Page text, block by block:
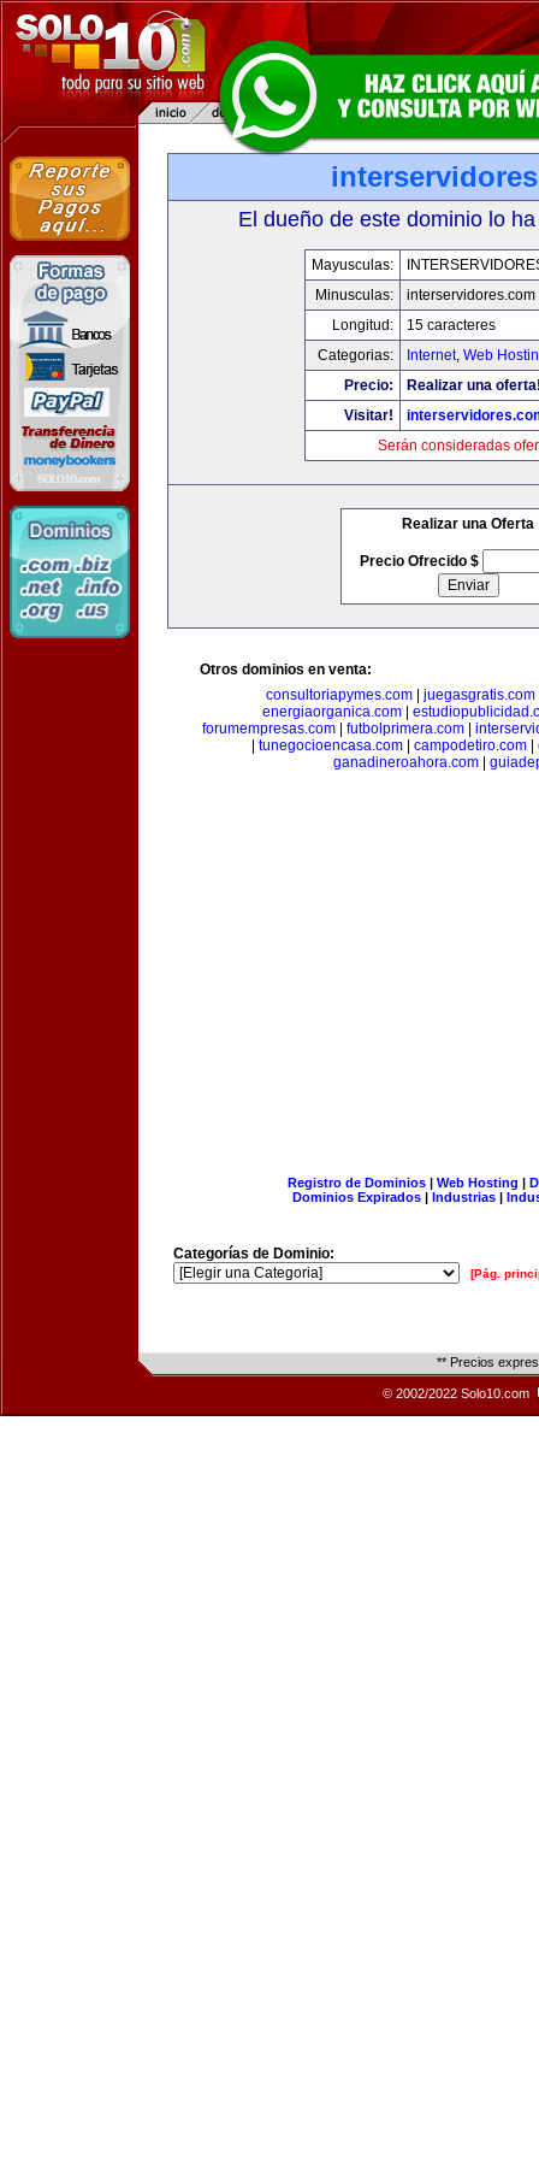
El dueño de este dominio lo
Mayusculas:
Minusculas:
interservidores.com
Longitud:
15 caracteres
Categorias:
Internet, Web
Precio:
Realizar una
Visitar!
Serán consideradas
Realizar una Oferta
Precio Ofrecido $
Otros dominios en venta:
consultoriapymes.com
juegasgratis.com
energiaorganica.com|
forumempresas.com
futbolprimera.com
tunegocioencasa.com| campodetiro.com|
ganadineroahora.com|
Registro de Dominios| Web Hosting |
Dominios Expirados | Industrias |
Categorías de Dominio:
[Pág.
** Precios
© 2002/2022 Solo10.com